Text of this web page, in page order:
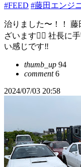
#FEED #藤田エンジ
治りました〜！！
ざいます🙇‍♀️ 社長に
い感じです‼️
thumb_up 94
comment6
2024/07/03 20:58